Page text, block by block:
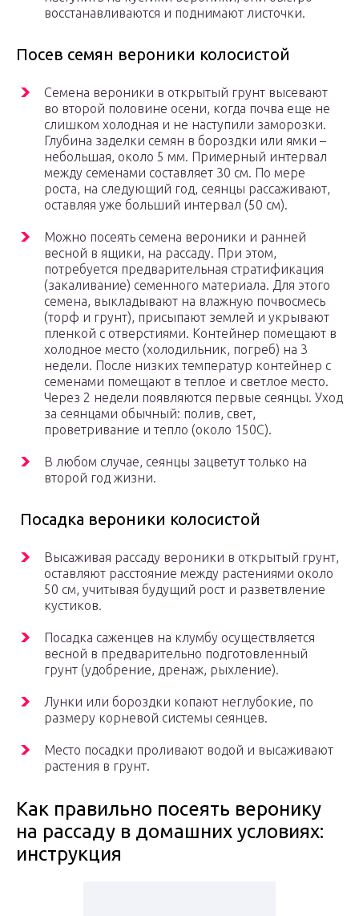
восстанавливаются и поднимают листочки.
Посев семян вероники колосистой
Семена вероники в открытый грунт высевают
во второй половине осени, когда почва еще не
слишком холодная и не наступили заморозки.
Глубина заделки семян в бороздки или ямки –
небольшая, около 5 мм. Примерный интервал
между семенами составляет 30 см. По мере
роста, на следующий год, сеянцы рассаживают,
оставляя уже больший интервал (50 см).
Можно посеять семена вероники и ранней
весной в ящики, на рассаду. При этом,
потребуется предварительная стратификация
(закаливание) семенного материала. Для этого
семена, выкладывают на влажную почвосмесь
(торф и грунт), присыпают землей и укрывают
пленкой с отверстиями. Контейнер помещают в
холодное место (холодильник, погреб) на 3
недели. После низких температур контейнер с
семенами помещают в теплое и светлое место.
Через 2 недели появляются первые сеянцы. Уход
за сеянцами обычный: полив, свет,
проветривание и тепло (около 150С).
В любом случае, сеянцы зацветут только на
второй год жизни.
Посадка вероники колосистой
Высаживая рассаду вероники в открытый грунт,
оставляют расстояние между растениями около
50 см, учитывая будущий рост и разветвление
кустиков.
Посадка саженцев на клумбу осуществляется
весной в предварительно подготовленный
грунт (удобрение, дренаж, рыхление).
Лунки или бороздки копают неглубокие, по
размеру корневой системы сеянцев.
Место посадки проливают водой и высаживают
растения в грунт.
Как правильно посеять веронику
на рассаду в домашних условиях:
инструкция